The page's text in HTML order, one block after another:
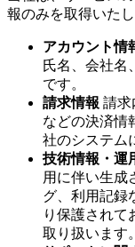
報のみを取得いたし
アカウント情
氏名、会社名
です。
請求情報 請求
などの決済情
社のシステム
技術情報・運
用に伴い生成
グ、利用記録
り保護されて
取り扱います。